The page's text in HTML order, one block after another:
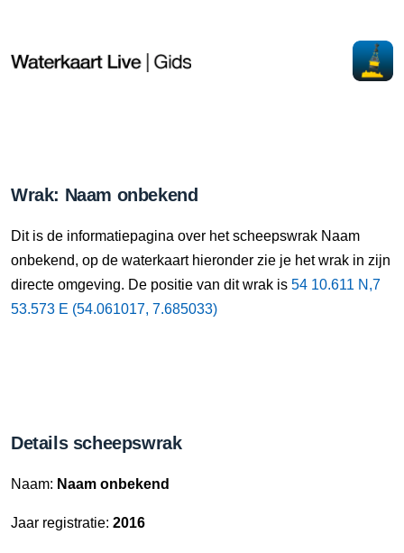
Wrak: Naam onbekend
Dit is de informatiepagina over het scheepswrak Naam
onbekend, op de waterkaart hieronder zie je het wrak in zijn
directe omgeving. De positie van dit wrak is 54 10.611 N,7
53.573 E (54.061017, 7.685033)
Details scheepswrak
Naam: Naam onbekend
Jaar registratie: 2016